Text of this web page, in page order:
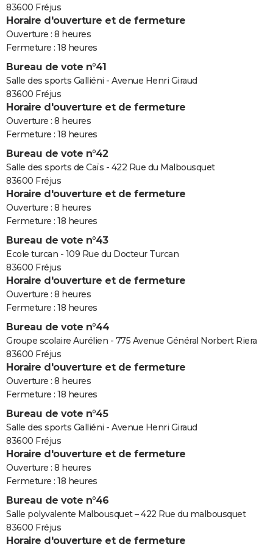
83600 Fréjus
Horaire d'ouverture et de fermeture
Ouverture : 8 heures
Fermeture : 18 heures
Bureau de vote n°41
Salle des sports Galliéni - Avenue Henri Giraud
83600 Fréjus
Horaire d'ouverture et de fermeture
Ouverture : 8 heures
Fermeture : 18 heures
Bureau de vote n°42
Salle des sports de Caïs - 422 Rue du Malbousquet
83600 Fréjus
Horaire d'ouverture et de fermeture
Ouverture : 8 heures
Fermeture : 18 heures
Bureau de vote n°43
Ecole turcan - 109 Rue du Docteur Turcan
83600 Fréjus
Horaire d'ouverture et de fermeture
Ouverture : 8 heures
Fermeture : 18 heures
Bureau de vote n°44
Groupe scolaire Aurélien - 775 Avenue Général Norbert Riera
83600 Fréjus
Horaire d'ouverture et de fermeture
Ouverture : 8 heures
Fermeture : 18 heures
Bureau de vote n°45
Salle des sports Galliéni - Avenue Henri Giraud
83600 Fréjus
Horaire d'ouverture et de fermeture
Ouverture : 8 heures
Fermeture : 18 heures
Bureau de vote n°46
Salle polyvalente Malbousquet – 422 Rue du malbousquet
83600 Fréjus
Horaire d'ouverture et de fermeture